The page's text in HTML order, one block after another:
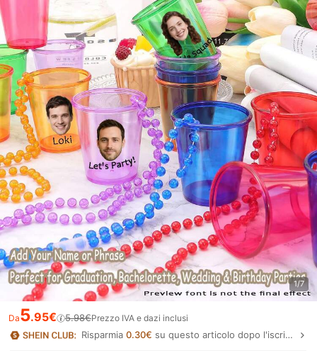
1/7
Da5.95€ 5.98€Prezzo IVA e dazi inclusi
Risparmia0.30€ su questo articolo dopo l'iscrizione.